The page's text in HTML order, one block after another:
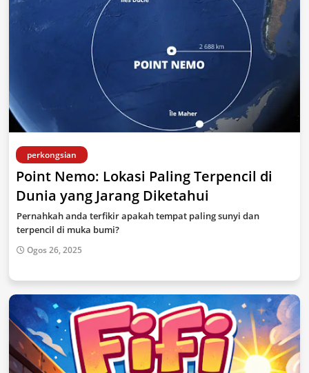
perkongsian
Point Nemo: Lokasi Paling Terpencil di
Dunia yang Jarang Diketahui
Pernahkah anda terfikir apakah tempat paling sunyi dan
terpencil di muka bumi?
Ogos 26, 2025